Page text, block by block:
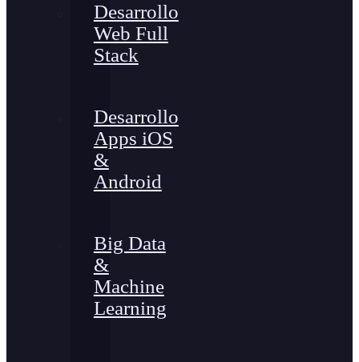
Desarrollo
Web Full
Stack
Desarrollo
Apps iOS
&
Android
Big Data
&
Machine
Learning